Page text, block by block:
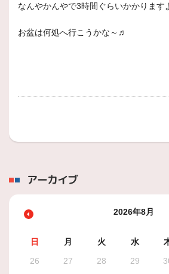
なんやかんやで3時間ぐらいかかります
お盆は何処へ行こうかな～♬
アーカイブ
2026年8月
日 月 火 水
26
27 28 29